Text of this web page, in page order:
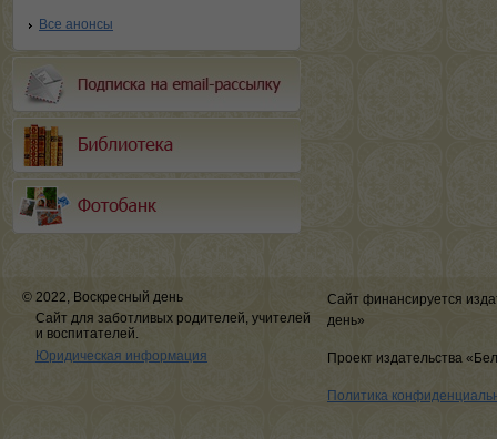
Все анонсы
© 2022, Воскресный день
Сайт для заботливых родителей, учителей
и воспитателей.
Юридическая информация
Сайт финансируется
день»
Проект издательства
Политика